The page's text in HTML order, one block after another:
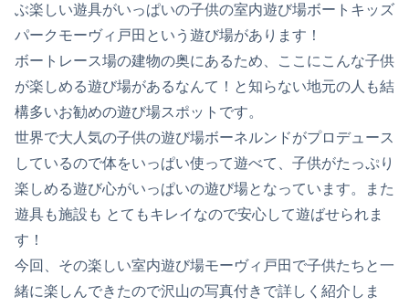
ぶ楽しい遊具がいっぱいの子供の室内遊び場ボートキッズ
パークモーヴィ戸田という遊び場があります！
ボートレース場の建物の奥にあるため、ここにこんな子供
が楽しめる遊び場があるなんて！と知らない地元の人も結
構多いお勧めの遊び場スポットです。
世界で大人気の子供の遊び場ボーネルンドがプロデュース
しているので体をいっぱい使って遊べて、子供がたっぷり
楽しめる遊び心がいっぱいの遊び場となっています。また
遊具も施設も とてもキレイなので安心して遊ばせられま
す！
今回、その楽しい室内遊び場モーヴィ戸田で子供たちと一
緒に楽しんできたので沢山の写真付きで詳しく紹介しま